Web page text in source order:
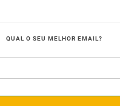
QUAL O SEU MELHOR EMAIL?